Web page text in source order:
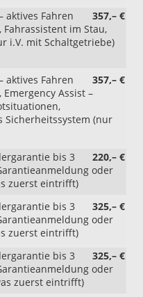
mit
RBB
oder
357,– €
aktives Fahren
im Stau,
i.V. mit Schaltgetriebe)
357,– €
aktives Fahren
Assist –
Sicherheitssystem (nur
220,– €
bis 3
oder
zuerst eintrifft)
325,– €
bis 3
oder
zuerst eintrifft)
325,– €
bis 3
oder
zuerst eintrifft)